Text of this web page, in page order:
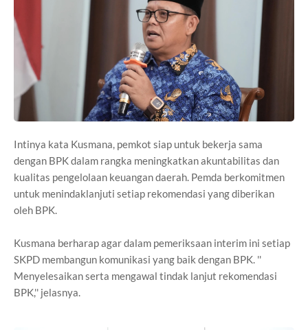
Intinya kata Kusmana, pemkot siap untuk bekerja sama
dengan BPK dalam rangka meningkatkan akuntabilitas dan
kualitas pengelolaan keuangan daerah. Pemda berkomitmen
untuk menindaklanjuti setiap rekomendasi yang diberikan
oleh BPK.
Kusmana berharap agar dalam pemeriksaan interim ini setiap
SKPD membangun komunikasi yang baik dengan BPK. ''
Menyelesaikan serta mengawal tindak lanjut rekomendasi
BPK,'' jelasnya.